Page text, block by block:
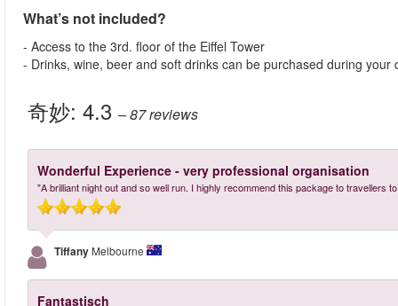
What’s not included?
- Access to the 3rd. floor of the Eiffel Tower
- Drinks, wine, beer and soft drinks can be purchased during your
奇妙: 4.3 – 87reviews
Wonderful Experience - very professional organisation
"A brilliant night out and so well run. I highly recommend this package to travellers
Tiffany Melbourne
Fantastisch